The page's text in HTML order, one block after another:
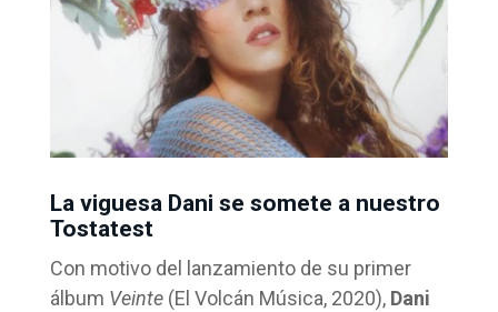
La viguesa Dani se somete a nuestro
Tostatest
Con motivo del lanzamiento de su primer
álbum Veinte (El Volcán Música, 2020), Dani